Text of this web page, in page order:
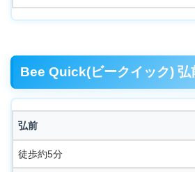
Bee Quick(ビークイック) 弘
弘前
徒歩約5分